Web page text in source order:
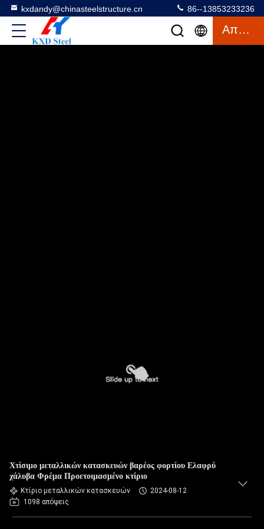
kxdandy@chinasteelstructure.cn 86--13853233236
Απόσπασμα
Χτίσιμο μεταλλικών κατασκευών βαρέος φορτίου Ελαφρύ
χάλυβα Φρέμα Προετοιμασμένο κτίριο
Κτίριο μεταλλικών κατασκευών
2024-08-12
1098 απόψεις